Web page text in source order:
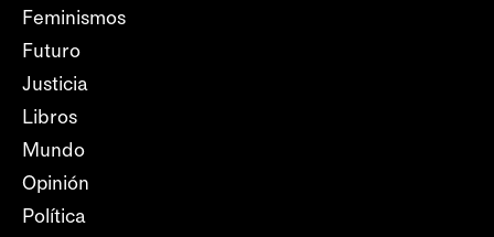
Feminismos
Futuro
Justicia
Libros
Mundo
Opinión
Política